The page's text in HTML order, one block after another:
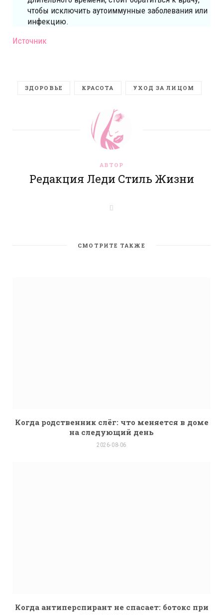
чтобы исключить аутоиммунные заболевания или
инфекцию.
Источник
ЗДОРОВЬЕ КРАСОТА УХОД ЗА ЛИЦОМ
АВТОР
Редакция Леди Стиль Жизни
e
СМОТРИТЕ ТАКЖЕ
Когда родственник слёг: что меняется в доме
на следующий день
2026-08-06
Когда антиперспирант не спасает: ботокс при